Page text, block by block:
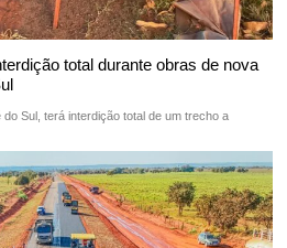
total durante obras de nova
Sul, terá interdição total de um trecho a